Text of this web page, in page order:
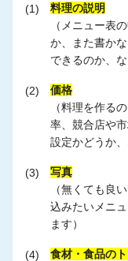
料理の説明
（メニュー表
か、また書か
できるのか、な
価格
（料理を作る
率、競合店や
設定かどうか、
写真
（無くても良
込みたいメニ
ます）
食材・食品の